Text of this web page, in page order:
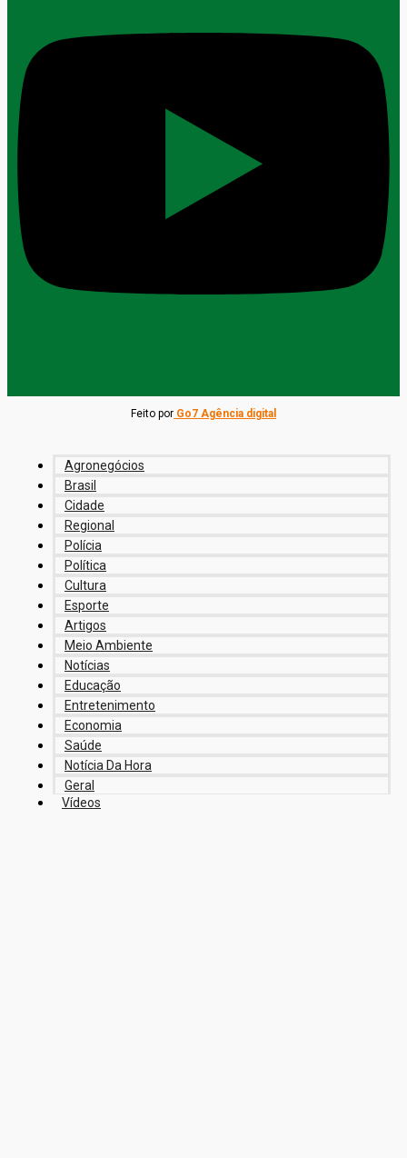
Feito por Go7 Agência digital
Agronegócios
Brasil
Cidade
Regional
Polícia
Política
Cultura
Esporte
Artigos
Meio Ambiente
Notícias
Educação
Entretenimento
Economia
Saúde
Notícia Da Hora
Geral
Vídeos